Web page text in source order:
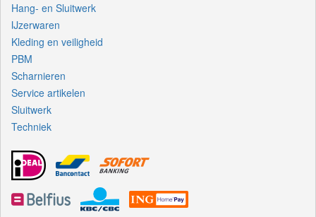
Hang- en Sluitwerk
IJzerwaren
Kleding en veiligheid
PBM
Scharnieren
Service artikelen
Sluitwerk
Techniek